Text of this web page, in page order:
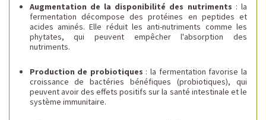
Augmentation de la disponibilité des nutriments : la
fermentation décompose des protéines en peptides et
acides aminés. Elle réduit les anti-nutriments comme les
phytates, qui peuvent empêcher l'absorption des
nutriments.
Production de probiotiques : la fermentation favorise la
croissance de bactéries bénéfiques (probiotiques), qui
peuvent avoir des effets positifs sur la santé intestinale et le
système immunitaire.